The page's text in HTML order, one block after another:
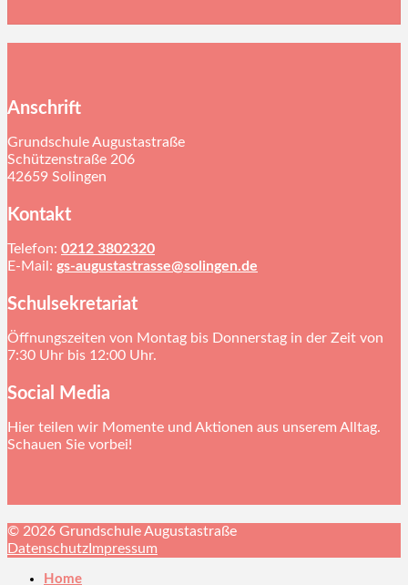
Anschrift
Grundschule Augustastraße
Schützenstraße 206
42659 Solingen
Kontakt
Telefon: 0212 3802320
E-Mail: gs-augustastrasse@solingen.de
Schulsekretariat
Öffnungszeiten von Montag bis Donnerstag in der Zeit von
7:30 Uhr bis 12:00 Uhr.
Social Media
Hier teilen wir Momente und Aktionen aus unserem Alltag.
Schauen Sie vorbei!
© 2026 Grundschule Augustastraße
Datenschutz Impressum
Home